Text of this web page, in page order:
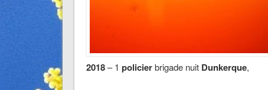
2018– 1 policierbrigade nuit Dunkerque,